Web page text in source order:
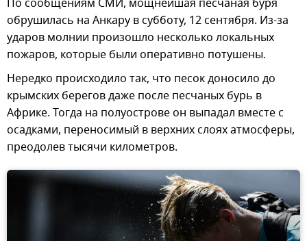
​По сообщениям СМИ, мощнейшая песчаная буря
обрушилась на Анкару в субботу, 12 сентября. Из-за
ударов молнии произошло несколько локальных
пожаров, которые были оперативно потушены.
Нередко происходило так, что песок доносило до
крымских берегов даже после песчаных бурь в
Африке. Тогда на полуострове он выпадал вместе с
осадками, переносимый в верхних слоях атмосферы,
преодолев тысячи километров.